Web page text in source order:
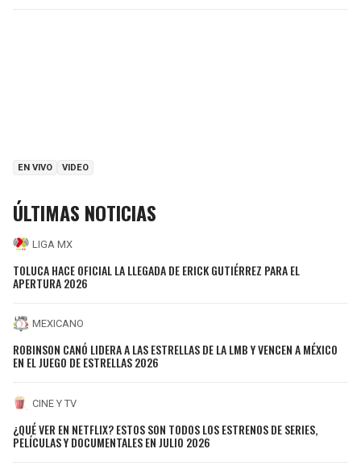
EN VIVO VIDEO
ÚLTIMAS NOTICIAS
LIGA MX
TOLUCA HACE OFICIAL LA LLEGADA DE ERICK GUTIÉRREZ PARA EL
APERTURA 2026
MEXICANO
ROBINSON CANÓ LIDERA A LAS ESTRELLAS DE LA LMB Y VENCEN A MÉXICO
EN EL JUEGO DE ESTRELLAS 2026
CINE Y TV
¿QUÉ VER EN NETFLIX? ESTOS SON TODOS LOS ESTRENOS DE SERIES,
PELÍCULAS Y DOCUMENTALES EN JULIO 2026